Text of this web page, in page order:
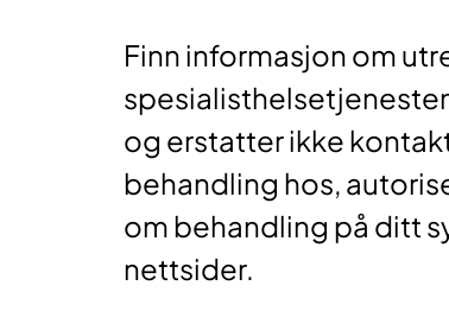
Finn informasjon om
og erstatter ikke
behandling hos,
om behandling på ditt
nettsider.